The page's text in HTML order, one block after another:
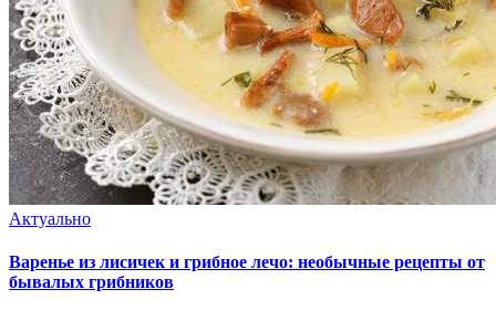
Актуально
Варенье из лисичек и грибное лечо: необычные рецепты от
бывалых грибников